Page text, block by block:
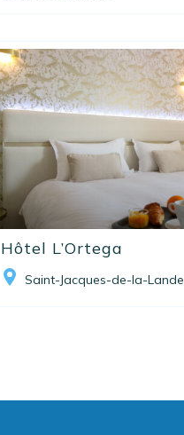
Hôtel L’Ortega
Saint-Jacques-de-la-Lande